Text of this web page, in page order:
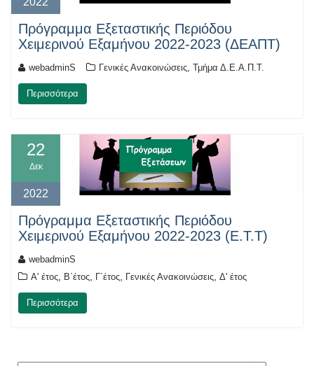
Πρόγραμμα Εξεταστικής Περιόδου
Χειμερινού Εξαμήνου 2022-2023 (ΔΕΑΠΤ)
webadminS Γενικές Ανακοινώσεις Τμήμα Δ.Ε.Α.Π.Τ.
Περισσότερα
22
Δεκ
2022
Πρόγραμμα Εξεταστικής Περιόδου
Χειμερινού Εξαμήνου 2022-2023 (Ε.Τ.Τ)
webadminS
Α' έτος Β΄έτος Γ΄έτος Γενικές Ανακοινώσεις Δ' έτος
Περισσότερα